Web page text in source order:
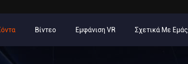
Βίντεο Εμφάνιση VR Σχετικά Με Εμάς